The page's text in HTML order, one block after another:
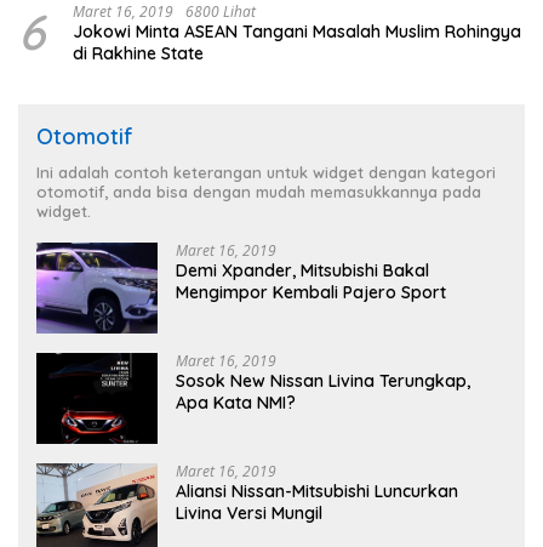
6 Maret 16, 2019 6800 Lihat
Jokowi Minta ASEAN Tangani Masalah Muslim Rohingya
di Rakhine State
Otomotif
Ini adalah contoh keterangan untuk widget dengan kategori
otomotif, anda bisa dengan mudah memasukkannya pada
widget.
Maret 16, 2019
Demi Xpander, Mitsubishi Bakal
Mengimpor Kembali Pajero Sport
Maret 16, 2019
Sosok New Nissan Livina Terungkap,
Apa Kata NMI?
Maret 16, 2019
Aliansi Nissan-Mitsubishi Luncurkan
Livina Versi Mungil